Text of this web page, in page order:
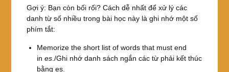
Gợi ý: Bạn còn bối rối? Cách dễ nhất để xử lý các
danh từ số nhiều trong bài học này là ghi nhớ một số
phím tắt:
Memorize the short list of words that must end
in es./Ghi nhớ danh sách ngắn các từ phải kết thúc
bằng es.